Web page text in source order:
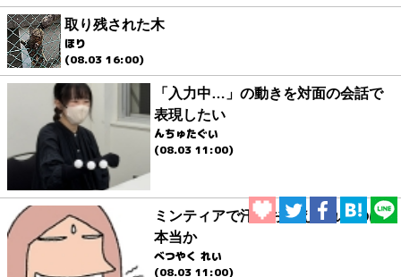
取り残された木
ほり
(08.03 16:00)
「入力中…」の動きを対面の会話で
表現したい
んちゅたぐい
(08.03 11:00)
ミンティアで汗がおさえられるのは
本当か
べつやく れい
(08.03 11:00)